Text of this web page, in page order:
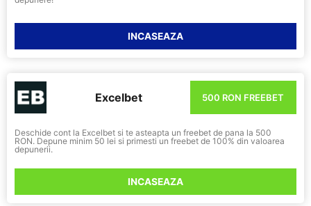
INCASEAZA
Excelbet 500 RON FREEBET
Deschide cont la Excelbet si te asteapta un freebet de pana la 500
RON. Depune minim 50 lei si primesti un freebet de 100% din valoarea
depunerii.
INCASEAZA